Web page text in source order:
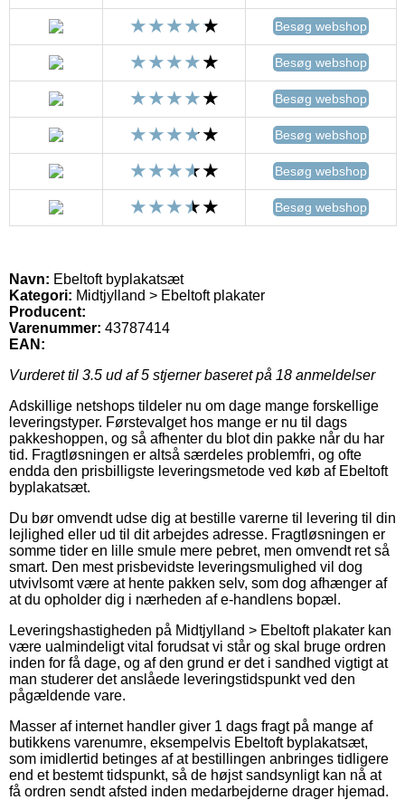
Besøg webshop
Besøg webshop
Besøg webshop
Besøg webshop
Besøg webshop
Besøg webshop
Navn: Ebeltoft byplakatsæt
Kategori: Midtjylland > Ebeltoft plakater
Producent:
Varenummer: 43787414
EAN:
Vurderet til 3.5 ud af 5 stjerner baseret på 18 anmeldelser
Adskillige netshops tildeler nu om dage mange forskellige
leveringstyper. Førstevalget hos mange er nu til dags
pakkeshoppen, og så afhenter du blot din pakke når du har
tid. Fragtløsningen er altså særdeles problemfri, og ofte
endda den prisbilligste leveringsmetode ved køb af Ebeltoft
byplakatsæt.
Du bør omvendt udse dig at bestille varerne til levering til din
lejlighed eller ud til dit arbejdes adresse. Fragtløsningen er
somme tider en lille smule mere pebret, men omvendt ret så
smart. Den mest prisbevidste leveringsmulighed vil dog
utvivlsomt være at hente pakken selv, som dog afhænger af
at du opholder dig i nærheden af e-handlens bopæl.
Leveringshastigheden på Midtjylland > Ebeltoft plakater kan
være ualmindeligt vital forudsat vi står og skal bruge ordren
inden for få dage, og af den grund er det i sandhed vigtigt at
man studerer det anslåede leveringstidspunkt ved den
pågældende vare.
Masser af internet handler giver 1 dags fragt på mange af
butikkens varenumre, eksempelvis Ebeltoft byplakatsæt,
som imidlertid betinges af at bestillingen anbringes tidligere
end et bestemt tidspunkt, så de højst sandsynligt kan nå at
få ordren sendt afsted inden medarbejderne drager hjemad.